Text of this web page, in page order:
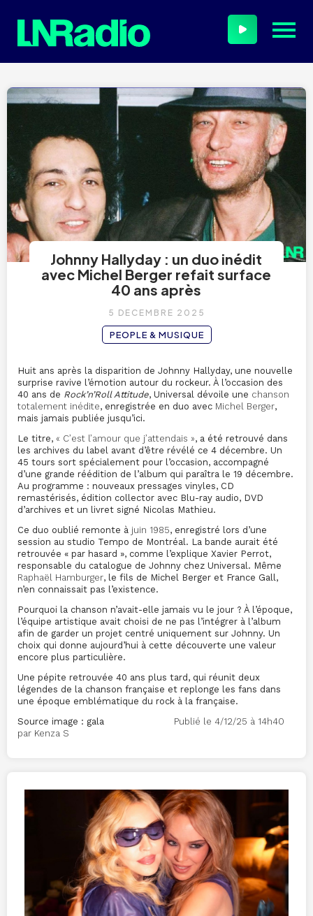
Johnny Hallyday : un duo inédit
avec Michel Berger refait surface
40 ans après
5 DÉCEMBRE 2025
PEOPLE & MUSIQUE
Huit ans après la disparition de Johnny Hallyday, une nouvelle
surprise ravive l’émotion autour du rockeur. À l’occasion des
40 ans de Rock’n’Roll Attitude, Universal dévoile une chanson
totalement inédite, enregistrée en duo avec Michel Berger,
mais jamais publiée jusqu’ici.
Le titre, « C’est l’amour que j’attendais », a été retrouvé dans
les archives du label avant d’être révélé ce 4 décembre. Un
45 tours sort spécialement pour l’occasion, accompagné
d’une grande réédition de l’album qui paraîtra le 19 décembre.
Au programme : nouveaux pressages vinyles, CD
remastérisés, édition collector avec Blu-ray audio, DVD
d’archives et un livret signé Nicolas Mathieu.
Ce duo oublié remonte à juin 1985, enregistré lors d’une
session au studio Tempo de Montréal. La bande aurait été
retrouvée « par hasard », comme l’explique Xavier Perrot,
responsable du catalogue de Johnny chez Universal. Même
Raphaël Hamburger, le fils de Michel Berger et France Gall,
n’en connaissait pas l’existence.
Pourquoi la chanson n’avait-elle jamais vu le jour ? À l’époque,
l’équipe artistique avait choisi de ne pas l’intégrer à l’album
afin de garder un projet centré uniquement sur Johnny. Un
choix qui donne aujourd’hui à cette découverte une valeur
encore plus particulière.
Une pépite retrouvée 40 ans plus tard, qui réunit deux
légendes de la chanson française et replonge les fans dans
une époque emblématique du rock à la française.
Source image : gala Publié le 4/12/25 à 14h40
par Kenza S